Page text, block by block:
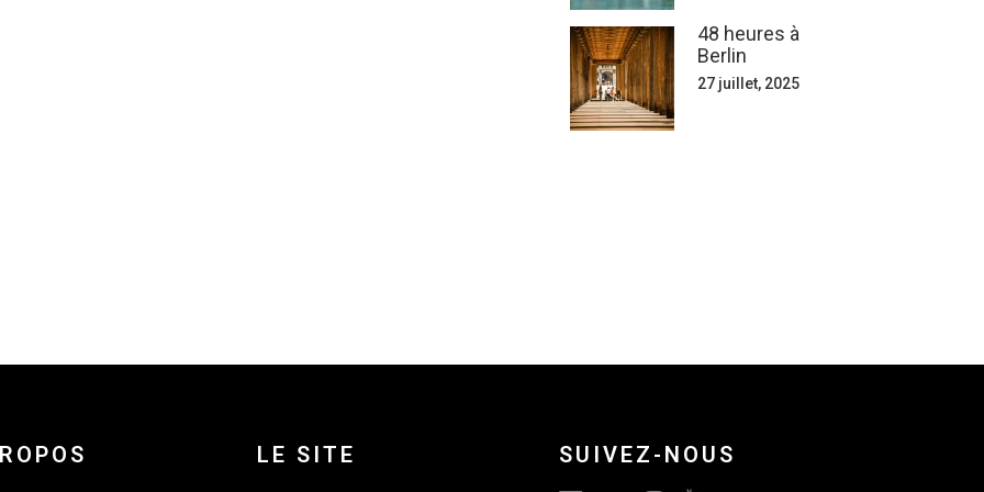
48 heures à
Berlin
27 juillet, 2025
LE SITE SUIVEZ-NOUS